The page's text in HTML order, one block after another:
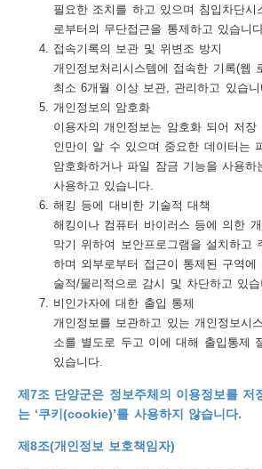
필요한 조치를 하고 있으며 침입차단시
로부터의 무단접근을 통제하고 있습니
접속기록의 보관 및 위변조 방지
개인정보처리시스템에 접속한 기록(웹
최소 6개월 이상 보관, 관리하고 있습니
개인정보의 암호화
이용자의 개인정보는 암호화 되어 저
인만이 알 수 있으며 중요한 데이터는
암호화하거나 파일 잠금 기능을 사용
사용하고 있습니다.
해킹 등에 대비한 기술적 대책
해킹이나 컴퓨터 바이러스 등에 의한
막기 위하여 보안프로그램을 설치하고
하며 외부로부터 접근이 통제된 구역에
술적/물리적으로 감시 및 차단하고 있습
비인가자에 대한 출입 통제
개인정보를 보관하고 있는 개인정보시
소를 별도로 두고 이에 대해 출입통제
있습니다.
제7조 단양군은 정보주체의 이용정보를 저
는 ‘쿠키(cookie)’를 사용하지 않습니다.
제8조(개인정보 보호책임자)